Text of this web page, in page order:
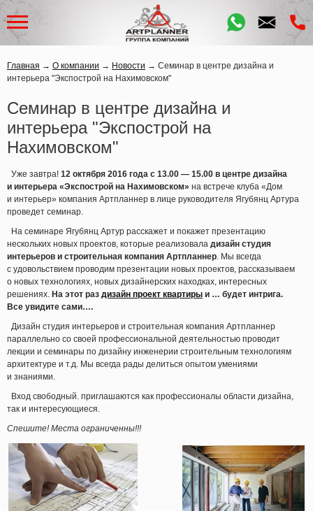
Главная → О компании → Новости → Семинар в центре дизайна и
интерьера "Экспострой на Нахимовском"
Семинар в центре дизайна и
интерьера "Экспострой на
Нахимовском"
Уже завтра! 12 октября 2016 года с 13.00 — 15.00 в центре дизайна
и интерьера «Экспострой на Нахимовском» на встрече клуба «Дом
и интерьер» компания Артпланнер в лице руководителя Ягубянц Артура
проведет семинар.
На семинаре Ягубянц Артур расскажет и покажет презентацию
нескольких новых проектов, которые реализовала дизайн студия
интерьеров и строительная компания Артпланнер. Мы всегда
с удовольствием проводим презентации новых проектов, рассказываем
о новых технологиях, новых дизайнерских находках, интересных
решениях. На этот раз дизайн проект квартиры и … будет интрига.
Все увидите сами….
Дизайн студия интерьеров и строительная компания Артпланнер
параллельно со своей профессиональной деятельностью проводит
лекции и семинары по дизайну инженерии строительным технологиям
архитектуре и т.д. Мы всегда рады делиться опытом умениями
и знаниями.
Вход свободный. приглашаются как профессионалы области дизайна,
так и интересующиеся.
Спешите! Места ограниченны!!!